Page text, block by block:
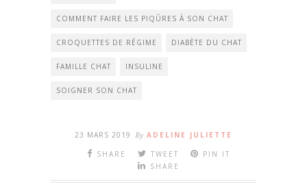
COMMENT FAIRE LES PIQÛRES À SON CHAT
CROQUETTES DE RÉGIME DIABÈTE DU CHAT
FAMILLE CHAT INSULINE
SOIGNER SON CHAT
23 MARS 2019 By ADELINE JULIETTE
SHARE
TWEET
PIN IT
SHARE